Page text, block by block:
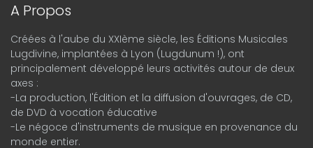
A Propos
Créées à l'aube du XXIème siècle, les Éditions Musicales
Lugdivine, implantées à Lyon (Lugdunum !), ont
principalement développé leurs activités autour de deux
axes :
-La production, l'Édition et la diffusion d'ouvrages, de CD,
de DVD à vocation éducative
-Le négoce d'instruments de musique en provenance du
monde entier.